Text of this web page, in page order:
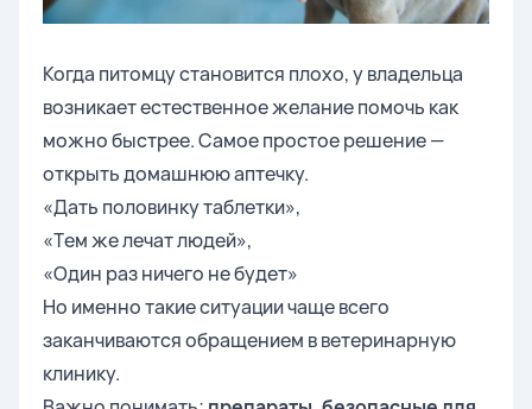
Когда питомцу становится плохо, у владельца
возникает естественное желание помочь как
можно быстрее. Самое простое решение —
открыть домашнюю аптечку.
«Дать половинку таблетки»,
«Тем же лечат людей»,
«Один раз ничего не будет»
Но именно такие ситуации чаще всего
заканчиваются обращением в ветеринарную
клинику.